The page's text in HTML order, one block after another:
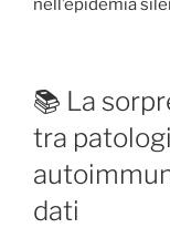
nell’epidemia
📚 La
tra
dati